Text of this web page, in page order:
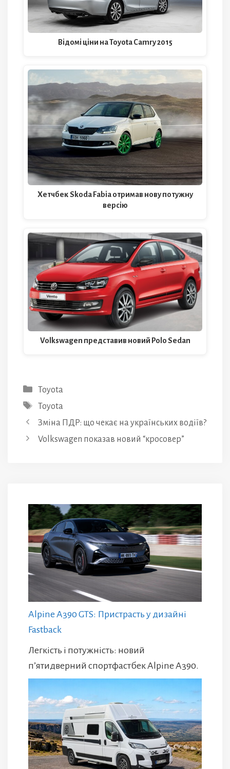
Відомі ціни на Toyota Camry 2015
Хетчбек Skoda Fabia отримав нову потужну
версію
Volkswagen представив новий Polo Sedan
Категорії
Toyota
Позначки
Toyota
Зміна ПДР: що чекає на українських водіїв?
Volkswagen показав новий “кросовер”
Alpine A390 GTS: Пристрасть у дизайні
Fastback
Легкість і потужність: новий
п’ятидверний спортфастбек Alpine A390.